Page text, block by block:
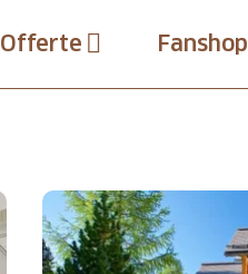
Offerte Fanshop